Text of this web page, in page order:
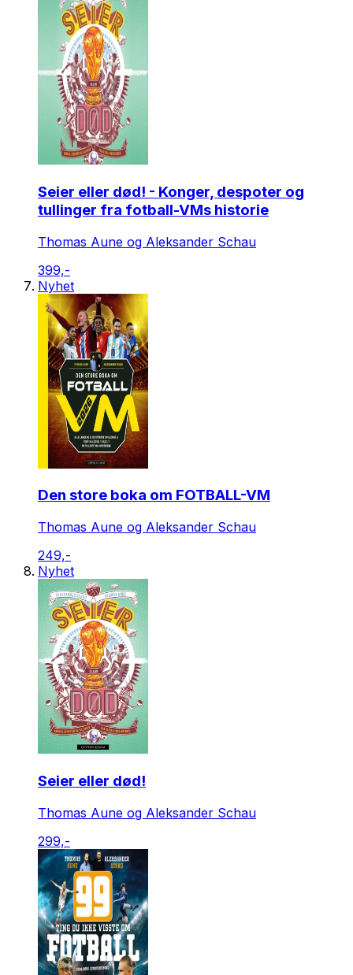
Seier eller død! - Konger, despoter og
tullinger fra fotball-VMs historie
Thomas Aune og Aleksander Schau
399,-
Nyhet
Den store boka om FOTBALL-VM
Thomas Aune og Aleksander Schau
249,-
Nyhet
Seier eller død!
Thomas Aune og Aleksander Schau
299,-